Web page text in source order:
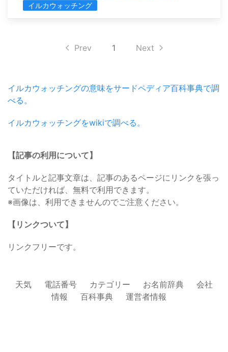
イルカウォッチング
Prev 1 Next
イルカウォッチングの意味をサードペディア百科事典で調
べる。
イルカウォッチングをwikiで調べる。
【記事の利用について】
タイトルと記事文章は、記事のあるページにリンクを張っ
ていただければ、無料で利用できます。
※画像は、利用できませんのでご注意ください。
【リンクついて】
リンクフリーです。
天気 電話番号 カテゴリー お名前辞典
会社
情報
百科事典 運営者情報